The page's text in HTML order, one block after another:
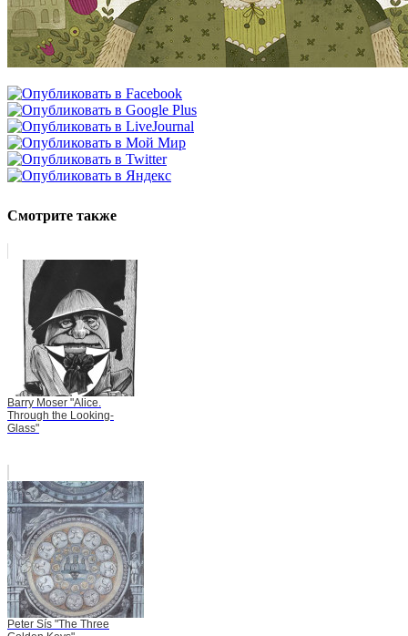
Смотрите также
Barry Moser "Alice.
Through the Looking-
Glass"
Peter Sís "The Three